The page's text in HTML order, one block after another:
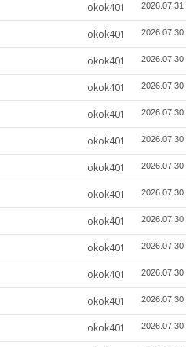
okok401 2026.07.31
okok401 2026.07.30
okok401 2026.07.30
okok401 2026.07.30
okok401 2026.07.30
okok401 2026.07.30
okok401 2026.07.30
okok401 2026.07.30
okok401 2026.07.30
okok401 2026.07.30
okok401 2026.07.30
okok401 2026.07.30
okok401 2026.07.30